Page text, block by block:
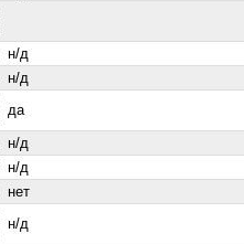
н/д
н/д
да
н/д
н/д
нет
н/д